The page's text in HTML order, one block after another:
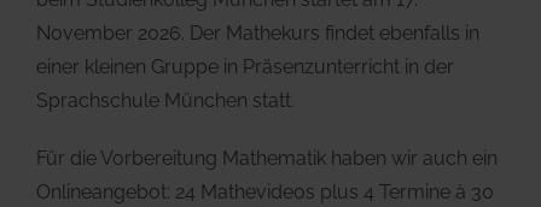
November 2026. Der Mathekurs findet ebenfalls in
einer kleinen Gruppe in Präsenzunterricht in der
Sprachschule München statt.
Für die Vorbereitung Mathematik haben wir auch ein
Onlineangebot: 24 Mathevideos plus 4 Termine à 30